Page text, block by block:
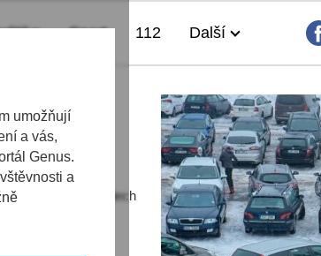
umožňují
a vás,
Genus.
a
Sport 112 Další
o víkendech